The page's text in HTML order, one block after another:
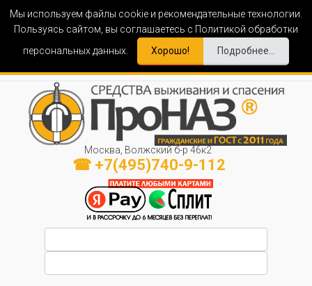
Мы используем файлы cookie и рекомендательные технологии.
Пользуясь сайтом, вы соглашаетесь с Политикой обработки
персональных данных.
Хорошо! Подробнее...
Москва, Волжский б-р 46к2
☎ +7(495)740-9-112